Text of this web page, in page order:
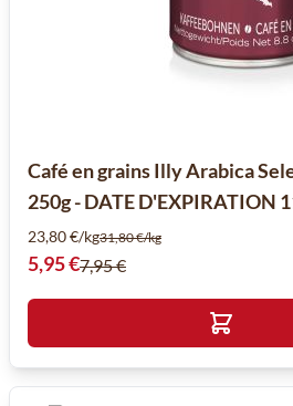
Café en grains Illy Arabica
250g - DATE D'EXPIRATION
23,80 €/kg31,80 €/kg
Prix spécial
5,95 €7,95 €